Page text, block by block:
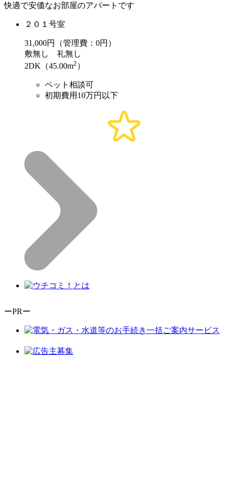
快適で安価なお部屋のアパートです
２０１号室
31,000円（管理費：0円）
敷無し 礼無し
2DK（45.00m2 ）
ペット相談可
初期費用10万円以下
ーPRー